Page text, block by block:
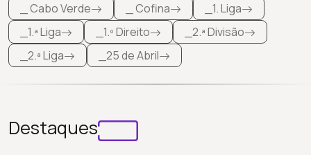
_ Cabo Verde _ Cofina
_1. Liga
_1.ª Liga
_1.º Direito
_2.ª Divisão
_2.ª Liga
_25 de Abril
Destaques